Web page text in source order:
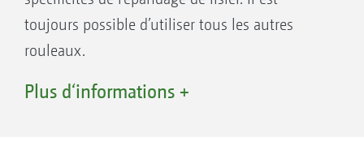
toujours possible d’utiliser tous les autres
rouleaux.
Vos avantages Catros avec pack pro et
Plus d‘informations +